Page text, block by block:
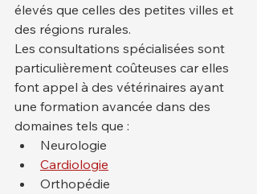
élevés que celles des petites villes et
des régions rurales.
Les consultations spécialisées sont
particulièrement coûteuses car elles
font appel à des vétérinaires ayant
une formation avancée dans des
domaines tels que :
Neurologie
Cardiologie
Orthopédie